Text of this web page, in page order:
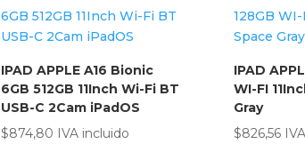
IPAD APPLE A16 Bionic
6GB 512GB 11Inch Wi-Fi BT
USB-C 2Cam iPadOS
$874,80 IVA incluido
IPAD
WI-FI
Gray
$826,56